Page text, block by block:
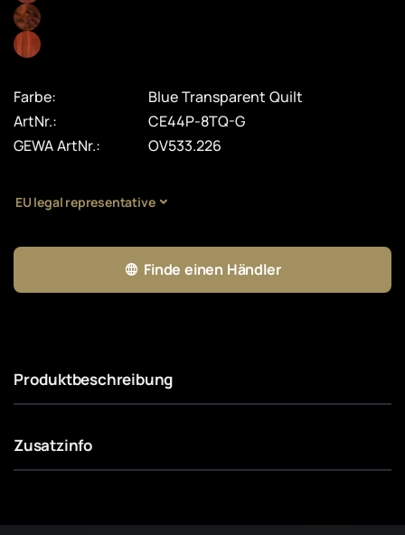
Farbe:
Blue Transparent Quilt
ArtNr.:
CE44P-8TQ-G
GEWA ArtNr.:
OV533.226
EU legal representative
Finde einen Händler
Produktbeschreibung
Zusatzinfo